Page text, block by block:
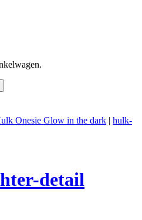
Onesie Glow in the dark | hulk-
detail